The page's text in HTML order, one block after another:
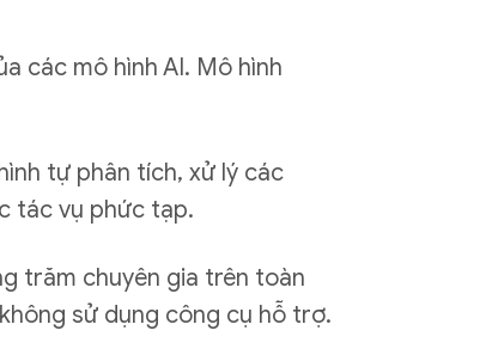
các mô hình AI. Mô hình
tự phân tích, xử lý các
tác vụ phức tạp.
trăm chuyên gia trên toàn
sử dụng công cụ hỗ trợ.